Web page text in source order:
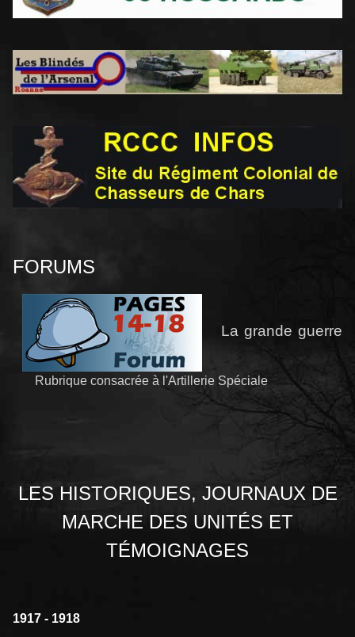
FORUMS
La grande guerre
Rubrique consacrée à l'Artillerie Spéciale
LES HISTORIQUES, JOURNAUX DE
MARCHE DES UNITÉS ET
TÉMOIGNAGES
1917 - 1918